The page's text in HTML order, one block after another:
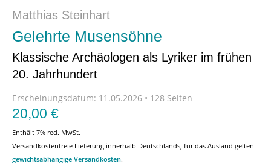
Matthias Steinhart
Gelehrte Musensöhne
Klassische Archäologen als Lyriker im frühen
20. Jahrhundert
Erscheinungsdatum: 11.05.2026 • 128 Seiten
20,00 €
Enthält 7% red. MwSt.
Versandkostenfreie Lieferung innerhalb Deutschlands, für das Ausland gelten
gewichtsabhängige Versandkosten.